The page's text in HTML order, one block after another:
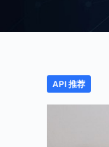
API 推荐